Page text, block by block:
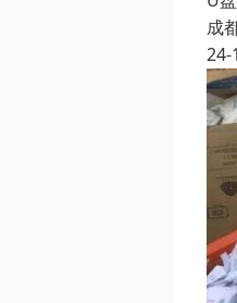
成
24-